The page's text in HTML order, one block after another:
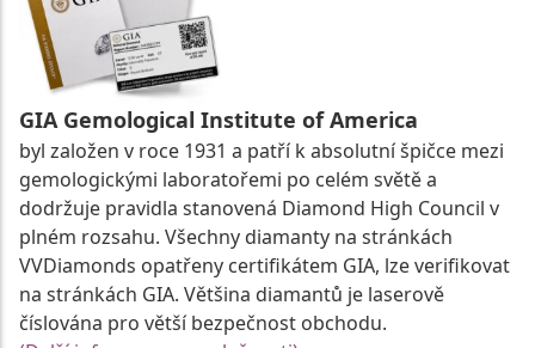
GIA Gemological Institute of America
byl založen v roce 1931 a patří k absolutní špičce mezi
gemologickými laboratořemi po celém světě a
dodržuje pravidla stanovená Diamond High Council v
plném rozsahu. Všechny diamanty na stránkách
VVDiamonds opatřeny certifikátem GIA, lze verifikovat
na stránkách GIA. Většina diamantů je laserově
číslována pro větší bezpečnost obchodu.